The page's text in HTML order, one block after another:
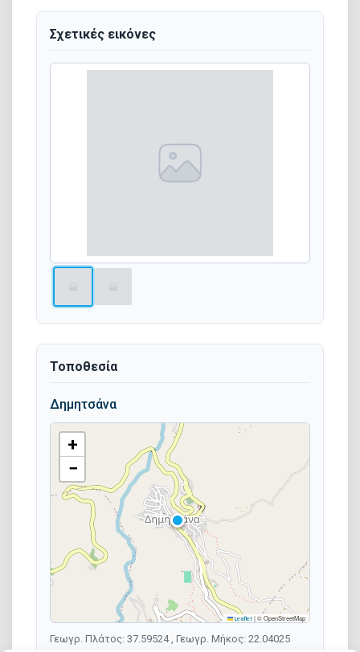
Σχετικές εικόνες
Τοποθεσία
Δημητσάνα
+
−
Leaflet |© OpenStreetMap
Γεωγρ. Πλάτος: 37.59524 , Γεωγρ. Μήκος: 22.04025